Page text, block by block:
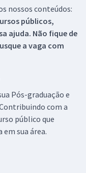
nossos conteúdos:
públicos,
ajuda. Não fique de
a vaga com
Pós-graduação e
com a
público que
sua área.